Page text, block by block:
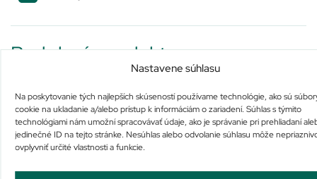
Nastavene súhlasu
Na poskytovanie tých najlepších skúseností používame technológie, ako sú
cookie na ukladanie a/alebo prístup k informáciám o zariadení. Súhlas s týmito
technológiami nám umožní spracovávať údaje, ako je správanie pri prehliadaní
jedinečné ID na tejto stránke. Nesúhlas alebo odvolanie súhlasu môže
ovplyvniť určité vlastnosti a funkcie.
Podobné produkty